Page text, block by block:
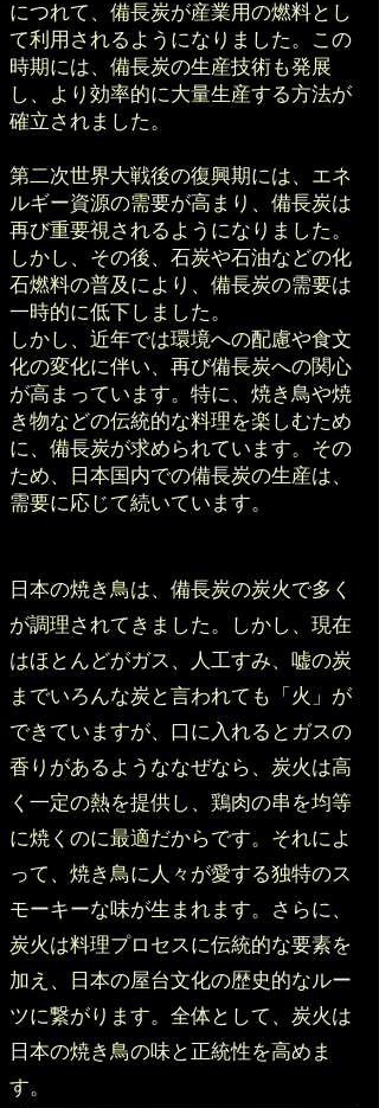
につれて、備長炭が産業用の燃料とし
て利用されるようになりました。この
時期には、備長炭の生産技術も発展
し、より効率的に大量生産する方法が
確立されました。
第二次世界大戦後の復興期には、エネ
ルギー資源の需要が高まり、備長炭は
再び重要視されるようになりました。
しかし、その後、石炭や石油などの化
石燃料の普及により、備長炭の需要は
一時的に低下しました。
しかし、近年では環境への配慮や食文
化の変化に伴い、再び備長炭への関心
が高まっています。特に、焼き鳥や焼
き物などの伝統的な料理を楽しむため
に、備長炭が求められています。その
ため、日本国内での備長炭の生産は、
需要に応じて続いています。
日本の焼き鳥は、備長炭の炭火で多く
が調理されてきました。しかし、現在
はほとんどがガス、人工すみ、嘘の炭
までいろんな炭と言われても「火」が
できていますが、口に入れるとガスの
香りがあるようななぜなら、炭火は高
く一定の熱を提供し、鶏肉の串を均等
に焼くのに最適だからです。それによ
って、焼き鳥に人々が愛する独特のス
モーキーな味が生まれます。さらに、
炭火は料理プロセスに伝統的な要素を
加え、日本の屋台文化の歴史的なルー
ツに繋がります。全体として、炭火は
日本の焼き鳥の味と正統性を高めま
す。